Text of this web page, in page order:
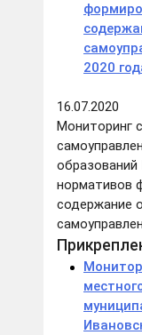
2020
16.07.2020
Мониторинг
нормативов
содержание